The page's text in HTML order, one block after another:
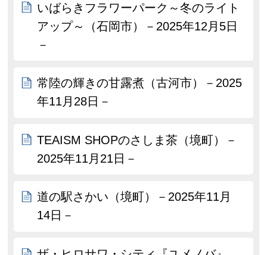
いばらきフラワーパーク～冬のライト
アップ～（石岡市）－2025年12月5日
－
常陸の輝きの甘露煮（古河市）－2025
年11月28日－
TEAISM SHOPのさしま茶（境町）－
2025年11月21日－
道の駅さかい（境町）－2025年11月
14日－